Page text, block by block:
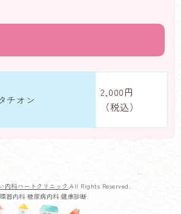
チオン
2,000円
（税込）
内科ハートクリニック .All Rights Reserved.
器内科 糖尿病内科 健康診断